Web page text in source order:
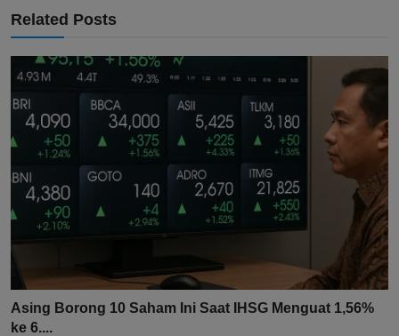
Related Posts
Asing Borong 10 Saham Ini Saat IHSG Menguat 1,56%
ke 6....